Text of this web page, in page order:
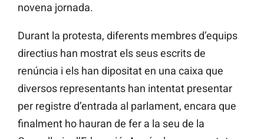
novena jornada.
Durant la protesta, diferents membres d’equips
directius han mostrat els seus escrits de
renúncia i els han dipositat en una caixa que
diversos representants han intentat presentar
per registre d’entrada al parlament, encara que
finalment ho hauran de fer a la seu de la